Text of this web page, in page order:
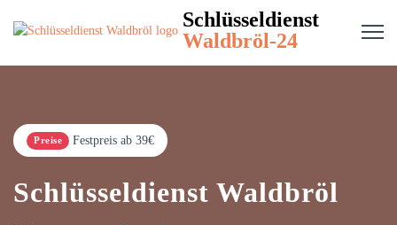
Schlüsseldienst
Waldbröl-24
Preise Festpreis ab 39€
Schlüsseldienst Waldbröl